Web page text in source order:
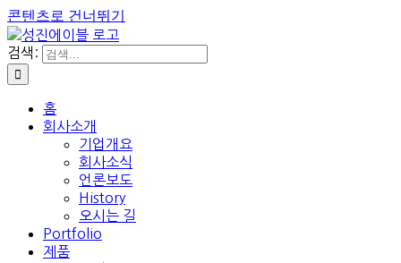
콘텐츠로 건너뛰기
검색:
홈
회사소개
기업개요
회사소식
언론보도
History
오시는 길
Portfolio
제품